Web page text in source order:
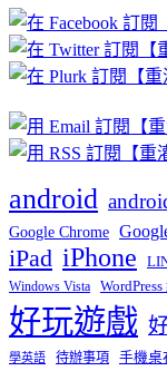
章
分
類
android
Google Chrome
iPad iPhone
Windows Vista
好玩遊戲
學英語 待辦事項 手機桌